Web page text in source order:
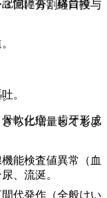
憶障害、構音障
。
軟化症、歯牙形成
能検査値異常（血
、流涎。
回に分割経口投与
。
らに増量してもよ
代発作（全般けい